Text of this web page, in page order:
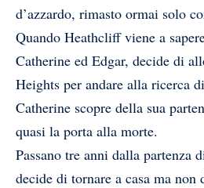
d’azzardo, rimasto ormai solo
Quando Heathcliff viene a
Catherine ed Edgar, decide di
Heights per andare alla ricerca
Catherine scopre della sua
quasi la porta alla morte.
Passano tre anni dalla partenza
decide di tornare a casa ma non